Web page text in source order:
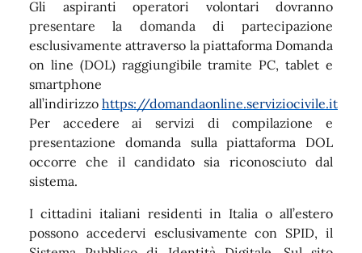
Gli aspiranti operatori volontari dovranno
presentare la domanda di partecipazione
esclusivamente attraverso la piattaforma Domanda
on line (DOL) raggiungibile tramite PC, tablet e
smartphone
all’indirizzo https://domandaonline.serviziocivile.it
Per accedere ai servizi di compilazione e
presentazione domanda sulla piattaforma DOL
occorre che il candidato sia riconosciuto dal
sistema.
I cittadini italiani residenti in Italia o all’estero
possono accedervi esclusivamente con SPID, il